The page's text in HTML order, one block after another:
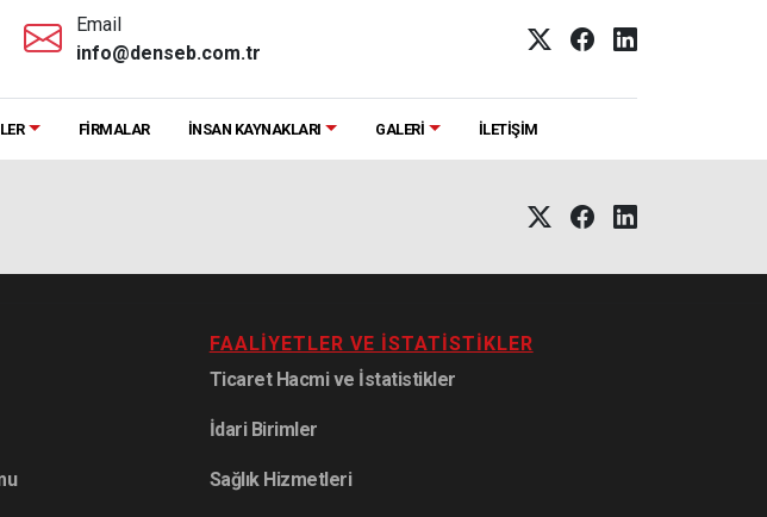
Email
info@denseb.com.tr
FİRMALAR İNSAN KAYNAKLARI GALERİ İLETİŞİM
FAALIYETLER VE İSTATISTIKLER
Ticaret Hacmi ve İstatistikler
İdari Birimler
Sağlık Hizmetleri